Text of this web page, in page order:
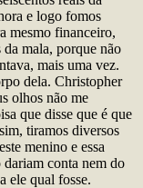
e logo fomos
mesmo financeiro,
mala, porque não
mais uma vez.
dela. Christopher
olhos não me
que disse que é que
tiramos diversos
menino e essa
dariam conta nem do
ele qual fosse.